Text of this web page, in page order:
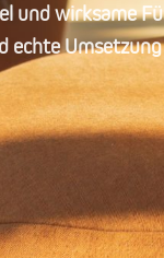
und wirksame
echte